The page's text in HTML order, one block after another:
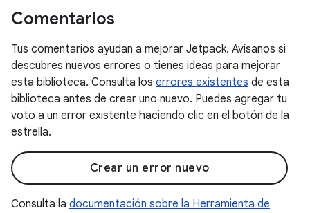
Comentarios
Tus comentarios ayudan a mejorar Jetpack. Avísanos si
descubres nuevos errores o tienes ideas para mejorar
esta biblioteca. Consulta los errores existentes de esta
biblioteca antes de crear uno nuevo. Puedes agregar tu
voto a un error existente haciendo clic en el botón de la
estrella.
Crear un error nuevo
Consulta la documentación sobre la Herramienta de